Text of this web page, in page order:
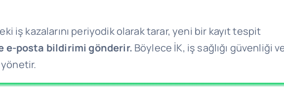
iş kazalarını periyodik olarak tarar, yeni bir kayıt tespit
e-posta bildirimi gönderir. Böylece İK, iş sağlığı güvenliği